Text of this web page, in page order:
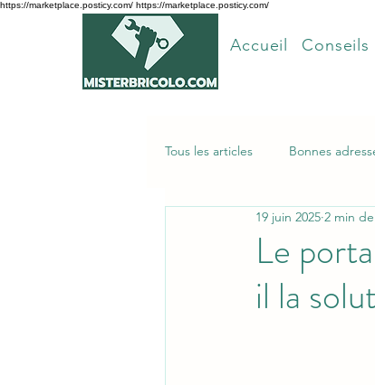
https://marketplace.posticy.com/ https://marketplace.posticy.com/
Accueil
Tous les articles Bonnes
Articles les plus lus
Le
il la
19 juin 2025 2 min